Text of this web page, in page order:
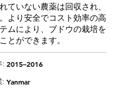
ていない農薬は回収され、
より安全でコスト効率の高
ムにより、ブドウの栽培を
とができます。
:
:
2015–2016
Yanmar